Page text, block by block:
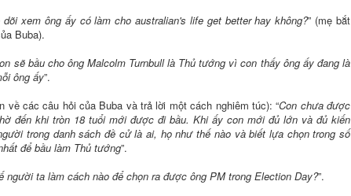
xem ông ấy có làm cho australian's life get better hay không?” (mẹ bắt
Buba).
sẽ bầu cho ông Malcolm Turnbull là Thủ tướng vì con thấy ông ấy đang là
ông ấy”.
về các câu hỏi của Buba và trả lời một cách nghiêm túc): “Con chưa được
đến khi tròn 18 tuổi mới được đi bầu. Khi ấy con mới đủ lớn và đủ kiến
trong danh sách đề cử là ai, họ như thế nào và biết lựa chọn trong số
để bầu làm Thủ tướng”.
người ta làm cách nào để chọn ra được ông PM trong Election Day?”.